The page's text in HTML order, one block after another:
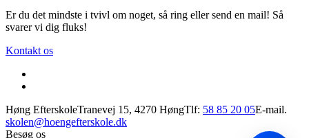
Er du det mindste i tvivl om noget, så ring eller send en mail! Så
svarer vi dig fluks!
Kontakt os
Høng EfterskoleTranevej 15, 4270 HøngTlf: 58 85 20 05E-mail.
skolen@hoengefterskole.dk
Besøg os
Linjefag
Tilmelding